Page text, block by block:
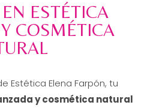
ESTÉTICA
COSMÉTICA
Estética Elena Farpón, tu
y cosmética natural